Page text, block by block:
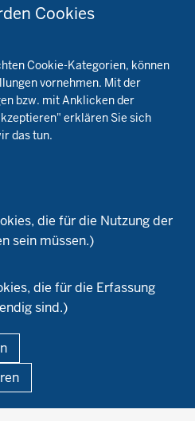
Cookies
Cookie-Kategorien, können
vornehmen. Mit der
bzw. mit Anklicken der
erklären Sie sich
das tun.
die für die Nutzung der
sein müssen.)
die für die Erfassung
sind.)
Landbau